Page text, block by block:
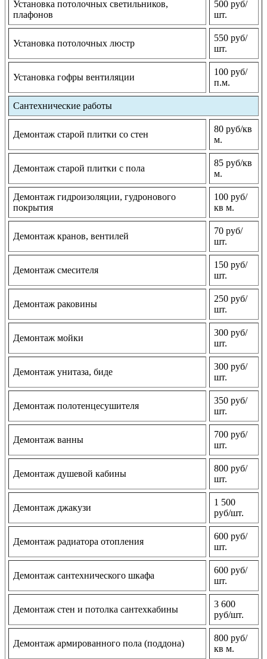
Установка потолочных светильников,
плафонов
500 руб/
шт.
Установка потолочных люстр
550 руб/
шт.
Установка гофры вентиляции
100 руб/
п.м.
Сантехнические работы
Демонтаж старой плитки со стен
80 руб/кв
м.
Демонтаж старой плитки с пола
85 руб/кв
м.
Демонтаж гидроизоляции, гудронового
покрытия
100 руб/
кв м.
Демонтаж кранов, вентилей
70 руб/
шт.
Демонтаж смесителя
150 руб/
шт.
Демонтаж раковины
250 руб/
шт.
Демонтаж мойки
300 руб/
шт.
Демонтаж унитаза, биде
300 руб/
шт.
Демонтаж полотенцесушителя
350 руб/
шт.
Демонтаж ванны
700 руб/
шт.
Демонтаж душевой кабины
800 руб/
шт.
Демонтаж джакузи
1 500
руб/шт.
Демонтаж радиатора отопления
600 руб/
шт.
Демонтаж сантехнического шкафа
600 руб/
шт.
Демонтаж стен и потолка сантехкабины
3 600
руб/шт.
Демонтаж армированного пола (поддона)
800 руб/
кв м.